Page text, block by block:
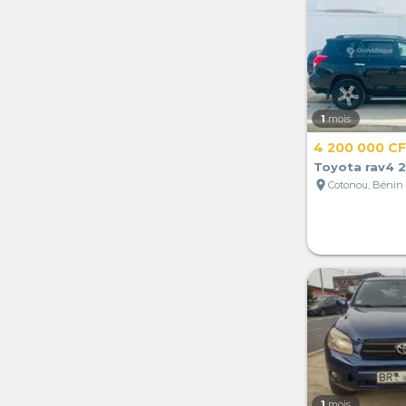
1 mois
4 200 000
Toyota rav4
location_on Cotonou, Bénin